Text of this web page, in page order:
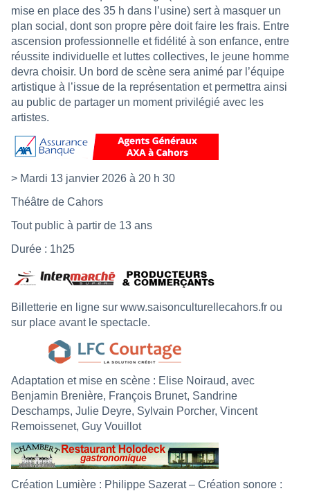
mise en place des 35 h dans l’usine) sert à masquer un
plan social, dont son propre père doit faire les frais. Entre
ascension professionnelle et fidélité à son enfance, entre
réussite individuelle et luttes collectives, le jeune homme
devra choisir. Un bord de scène sera animé par l’équipe
artistique à l’issue de la représentation et permettra ainsi
au public de partager un moment privilégié avec les
artistes.
> Mardi 13 janvier 2026 à 20 h 30
Théâtre de Cahors
Tout public à partir de 13 ans
Durée : 1h25
Billetterie en ligne sur www.saisonculturellecahors.fr ou
sur place avant le spectacle.
Adaptation et mise en scène : Elise Noiraud, avec
Benjamin Brenière, François Brunet, Sandrine
Deschamps, Julie Deyre, Sylvain Porcher, Vincent
Remoissenet, Guy Vouillot
Création Lumière : Philippe Sazerat – Création sonore :